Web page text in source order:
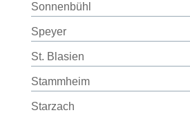
Sonnenbühl
Speyer
St. Blasien
Stammheim
Starzach